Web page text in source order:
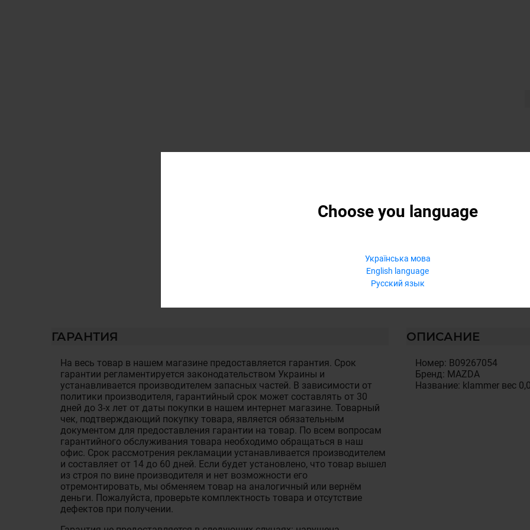
Choose you language
Українська мова
English language
Русский язык
ГАРАНТИЯ
На весь товар в нашем магазине предоставляется гарантия. Срок
гарантии регламентируется законодательством Украины и
устанавливается производителем запасных частей. В зависимости от
политики производителя, гарантийный срок может составлять от 30
дней до 3-х лет от даты покупки в нашем интернет магазине. Товарный
чек, подтверждающий покупку товара, является обязательным
документом для предоставления гарантии на товар. По всем вопросам
гарантийного обслуживания товара необходимо обращаться в наш
офис. Срок рассмотрения рекламации устанавливается производителем
и составляет от 14 до 60 дней. Если будет установлено, что товар вышел
из строя по вине производителя и нет возможности его
отремонтировать, мы обменяем товар на аналогичный или вернём
деньги. Пожалуйста, проверьте комплектность товара и отсутствие
дефектов при получении.
ОПИСАНИЕ
Номер: B09267054
Бренд: MAZDA
Название: klammer вес